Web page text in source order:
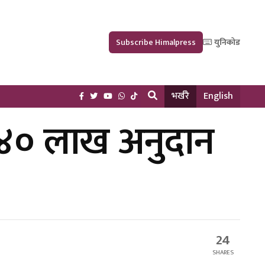
Subscribe Himalpress युनिकोड
भर्खरै English
लाख अनुदान
24
SHARES